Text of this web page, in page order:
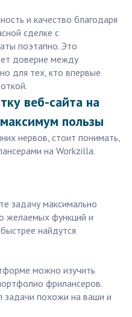
и качество благодаря
сделке с
поэтапно. Это
доверие между
для тех, кто впервые
веб-сайта на
пользы
нервов, стоит понимать,
на Workzilla.
задачу максимально
желаемых функций и
найдутся
можно изучить
фрилансеров.
задачи похожи на ваши и